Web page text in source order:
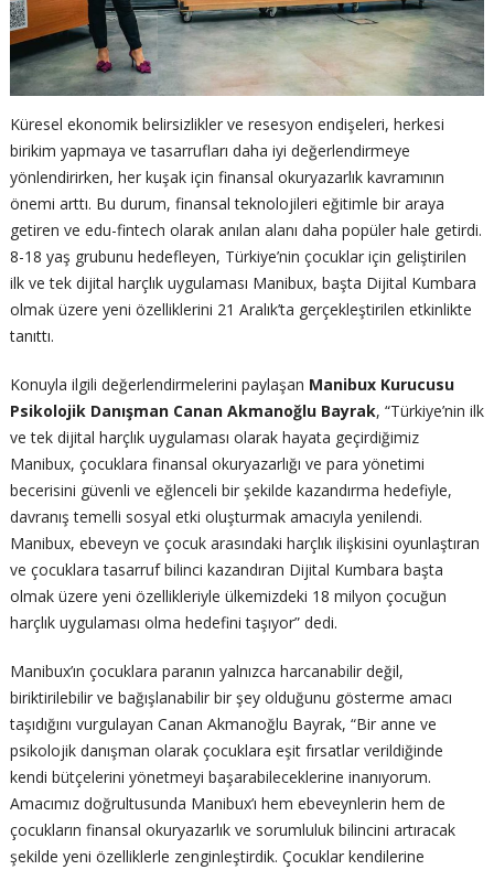
Küresel ekonomik belirsizlikler ve resesyon endişeleri, herkesi
birikim yapmaya ve tasarrufları daha iyi değerlendirmeye
yönlendirirken, her kuşak için finansal okuryazarlık kavramının
önemi arttı. Bu durum, finansal teknolojileri eğitimle bir araya
getiren ve edu-fintech olarak anılan alanı daha popüler hale getirdi.
8-18 yaş grubunu hedefleyen, Türkiye’nin çocuklar için geliştirilen
ilk ve tek dijital harçlık uygulaması Manibux, başta Dijital Kumbara
olmak üzere yeni özelliklerini 21 Aralık’ta gerçekleştirilen etkinlikte
tanıttı.
Konuyla ilgili değerlendirmelerini paylaşan Manibux Kurucusu
Psikolojik Danışman Canan Akmanoğlu Bayrak, “Türkiye’nin ilk
ve tek dijital harçlık uygulaması olarak hayata geçirdiğimiz
Manibux, çocuklara finansal okuryazarlığı ve para yönetimi
becerisini güvenli ve eğlenceli bir şekilde kazandırma hedefiyle,
davranış temelli sosyal etki oluşturmak amacıyla yenilendi.
Manibux, ebeveyn ve çocuk arasındaki harçlık ilişkisini oyunlaştıran
ve çocuklara tasarruf bilinci kazandıran Dijital Kumbara başta
olmak üzere yeni özellikleriyle ülkemizdeki 18 milyon çocuğun
harçlık uygulaması olma hedefini taşıyor” dedi.
Manibux’ın çocuklara paranın yalnızca harcanabilir değil,
biriktirilebilir ve bağışlanabilir bir şey olduğunu gösterme amacı
taşıdığını vurgulayan Canan Akmanoğlu Bayrak, “Bir anne ve
psikolojik danışman olarak çocuklara eşit fırsatlar verildiğinde
kendi bütçelerini yönetmeyi başarabileceklerine inanıyorum.
Amacımız doğrultusunda Manibux’ı hem ebeveynlerin hem de
çocukların finansal okuryazarlık ve sorumluluk bilincini artıracak
şekilde yeni özelliklerle zenginleştirdik. Çocuklar kendilerine